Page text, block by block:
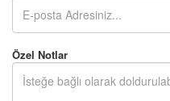
Özel Notlar